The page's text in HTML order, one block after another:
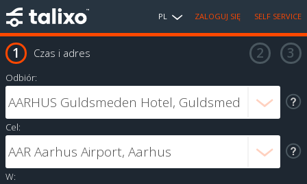
PL ZALOGUJ SIĘ SELF SERVICE
Czas i adres
Odbiór:
Cel:
W: